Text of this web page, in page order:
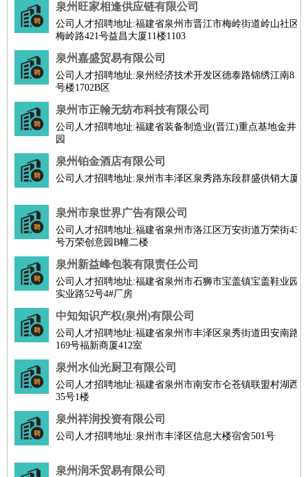
泉州旺家相逢供应链有限公司
公司人才招聘地址:福建省泉州市晋江市梅岭街道岭山社区
梅岭路421号益昌大厦11楼1103
泉州嘉盛贸易有限公司
公司人才招聘地址:泉州经济技术开发区德泰路锦绣江南8
号楼1702B区
泉州市正翰无纺布科技有限公司
公司人才招聘地址:福建省装备制造业(晋江)重点基地金井
园
泉州铂金酒店有限公司
公司人才招聘地址:泉州市丰泽区泉秀路东段群盛供销大厦
泉州市泉世界广告有限公司
公司人才招聘地址:福建省泉州市洛江区万安街道万荣街43
号万荣创意园B幢二楼
泉州新益峰包装有限责任公司
公司人才招聘地址:福建省泉州市石狮市宝盖镇宝盖鞋业园
实业路52号4#厂房
中知知识产权(泉州)有限公司
公司人才招聘地址:福建省泉州市丰泽区泉秀街道田安南路
169号福新商厦412室
泉州水仙光厨卫有限公司
公司人才招聘地址:福建省泉州市南安市仑苍镇联盟村湖西
35号1楼
泉州祥润投资有限公司
公司人才招聘地址:泉州市丰泽区信息大楼宿舍501号
泉州润禾贸易有限公司